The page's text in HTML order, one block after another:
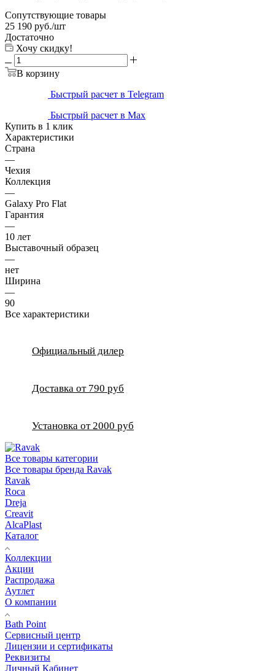
Сопутствующие товары
25 190 руб./шт
Достаточно
Хочу скидку!
В корзину
Быстрый расчет в Telegram
Быстрый расчет в Max
Купить в 1 клик
Характеристики
Страна
—
Чехия
Коллекция
—
Galaxy Pro Flat
Гарантия
—
10 лет
Выставочный образец
—
нет
Ширина
—
90
Все характеристики
Официальный дилер
Доставка от 790 руб
Установка от 2000 руб
Все товары категории
Все товары бренда Ravak
Ravak
Roca
Dreja
Creavit
AlcaPlast
Каталог
Коллекции
Акции
Распродажа
Аутлет
О компании
Bath Point
Сервисный центр
Лицензии и сертификаты
Реквизиты
Личный Кабинет